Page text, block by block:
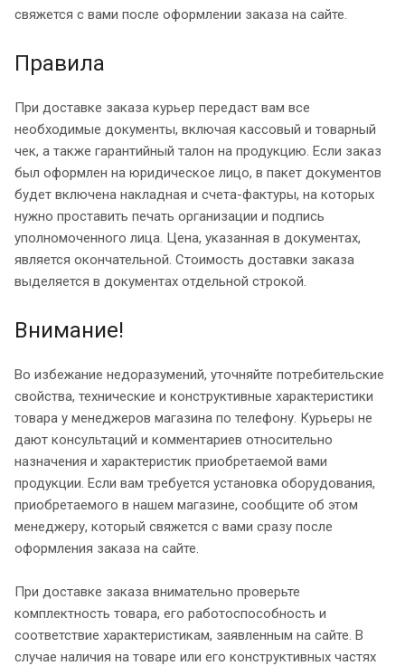
свяжется с вами после оформлении заказа на сайте.
Правила
При доставке заказа курьер передаст вам все
необходимые документы, включая кассовый и товарный
чек, а также гарантийный талон на продукцию. Если заказ
был оформлен на юридическое лицо, в пакет документов
будет включена накладная и счета-фактуры, на которых
нужно проставить печать организации и подпись
уполномоченного лица. Цена, указанная в документах,
является окончательной. Стоимость доставки заказа
выделяется в документах отдельной строкой.
Внимание!
Во избежание недоразумений, уточняйте потребительские
свойства, технические и конструктивные характеристики
товара у менеджеров магазина по телефону. Курьеры не
дают консультаций и комментариев относительно
назначения и характеристик приобретаемой вами
продукции. Если вам требуется установка оборудования,
приобретаемого в нашем магазине, сообщите об этом
менеджеру, который свяжется с вами сразу после
оформления заказа на сайте.
При доставке заказа внимательно проверьте
комплектность товара, его работоспособность и
соответствие характеристикам, заявленным на сайте. В
случае наличия на товаре или его конструктивных частях